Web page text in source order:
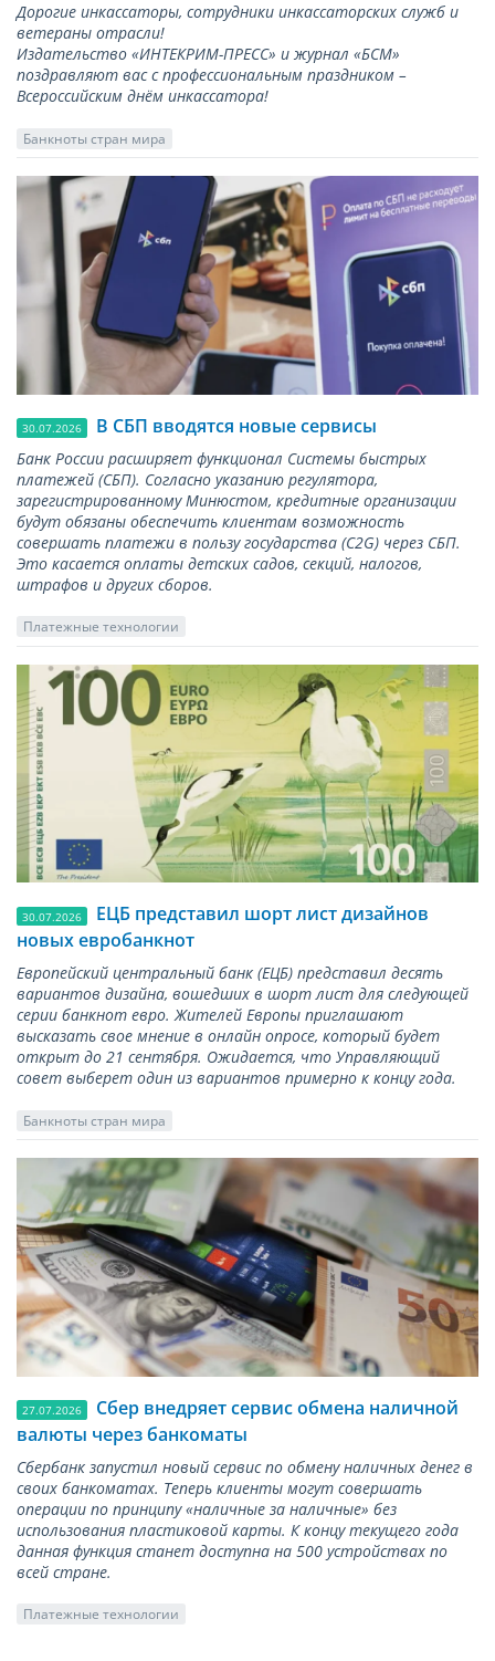
Дорогие инкассаторы, сотрудники инкассаторских служб и
ветераны отрасли!
Издательство «ИНТЕКРИМ-ПРЕСС» и журнал «БСМ»
поздравляют вас с профессиональным праздником –
Всероссийским днём инкассатора!
Банкноты стран мира
30.07.2026 В СБП вводятся новые сервисы
Банк России расширяет функционал Системы быстрых
платежей (СБП). Согласно указанию регулятора,
зарегистрированному Минюстом, кредитные организации
будут обязаны обеспечить клиентам возможность
совершать платежи в пользу государства (С2G) через СБП.
Это касается оплаты детских садов, секций, налогов,
штрафов и других сборов.
Платежные технологии
30.07.2026
ЕЦБ представил шорт лист дизайнов
новых евробанкнот
Европейский центральный банк (ЕЦБ) представил десять
вариантов дизайна, вошедших в шорт лист для следующей
серии банкнот евро. Жителей Европы приглашают
высказать свое мнение в онлайн опросе, который будет
открыт до 21 сентября. Ожидается, что Управляющий
совет выберет один из вариантов примерно к концу года.
Банкноты стран мира
27.07.2026
Сбер внедряет сервис обмена наличной
валюты через банкоматы
Сбербанк запустил новый сервис по обмену наличных денег в
своих банкоматах. Теперь клиенты могут совершать
операции по принципу «наличные за наличные» без
использования пластиковой карты. К концу текущего года
данная функция станет доступна на 500 устройствах по
всей стране.
Платежные технологии